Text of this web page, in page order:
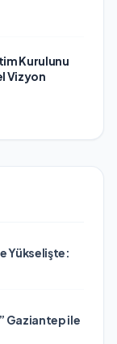
Kurulunu
Vizyon
Yükselişte:
Gaziantep ile